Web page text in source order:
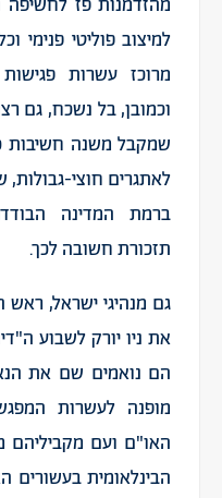
למיצוב פוליטי פנימי
מרוכז עשרות
וכמובן, בל נשכח, גם
שמקבל משנה חשיבות
לאתגרים חוצי-גבולות,
ברמת המדינה
תזכורת חשובה לכך.
גם מנהיגי ישראל,
את ניו יורק לשבוע
הם נואמים שם את
מופנה לעשרות
האו"ם ועם מקביליהם
הבינלאומית בעשורים